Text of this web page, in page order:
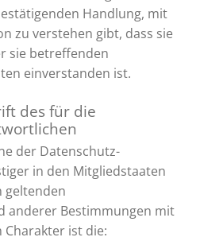
Handlung, mit
zu verstehen gibt, dass sie
sie betreffenden
einverstanden ist.
des für die
der Datenschutz-
in den Mitgliedstaaten
geltenden
anderer Bestimmungen mit
ist die: